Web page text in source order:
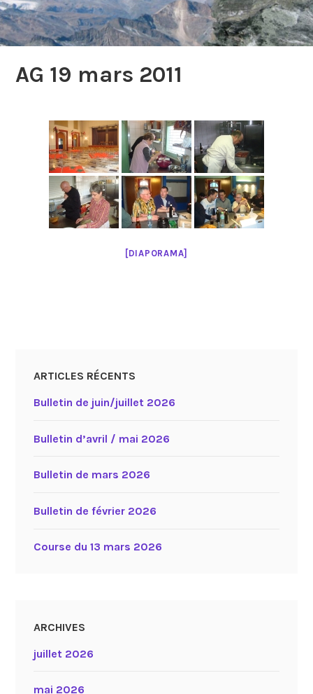
AG 19 mars 2011
[DIAPORAMA]
ARTICLES RÉCENTS
Bulletin de juin/juillet 2026
Bulletin d’avril / mai 2026
Bulletin de mars 2026
Bulletin de février 2026
Course du 13 mars 2026
ARCHIVES
juillet 2026
mai 2026